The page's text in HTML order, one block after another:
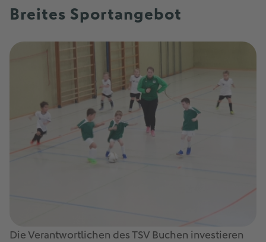
Breites Sportangebot
Die Verantwortlichen des TSV Buchen investieren